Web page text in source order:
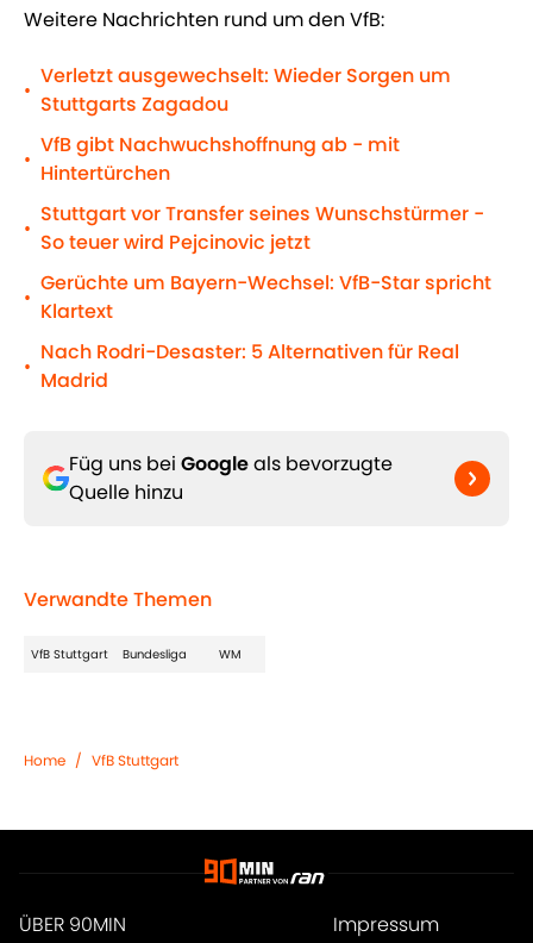
Weitere Nachrichten rund um den VfB:
•
Verletzt ausgewechselt: Wieder Sorgen um
Stuttgarts Zagadou
•
VfB gibt Nachwuchshoffnung ab - mit
Hintertürchen
•
Stuttgart vor Transfer seines Wunschstürmer -
So teuer wird Pejcinovic jetzt
•
Gerüchte um Bayern-Wechsel: VfB-Star spricht
Klartext
•
Nach Rodri-Desaster: 5 Alternativen für Real
Madrid
Füg uns bei Googleals bevorzugte
Quelle hinzu
Verwandte Themen
VfB Stuttgart Bundesliga WM
Home / VfB Stuttgart
ÜBER 90MIN Impressum